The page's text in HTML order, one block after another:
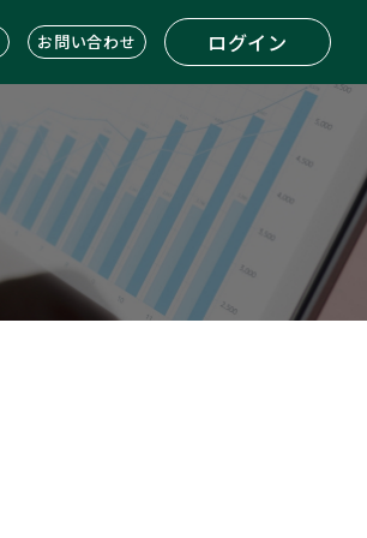
お問い合わせ ログイン